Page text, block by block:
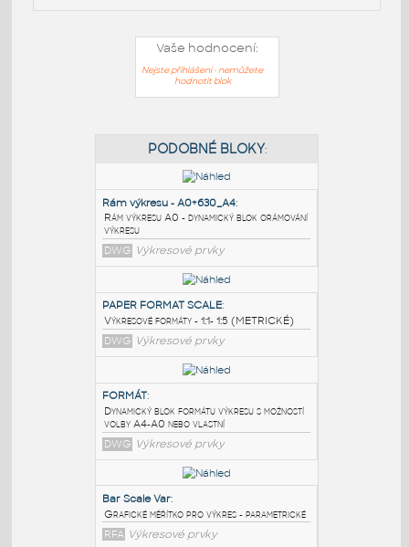
Vaše hodnocení:
Nejste přihlášeni - nemůžete
hodnotit blok
PODOBNÉ BLOKY:
Rám výkresu - A0+630_A4
Rám výkresu A0 - dynamický blok orámování
výkresu
DWG Výkresové prvky
PAPER FORMAT SCALE
Výkresové formáty - 1:1- 1:5 (METRICKÉ)
DWG Výkresové prvky